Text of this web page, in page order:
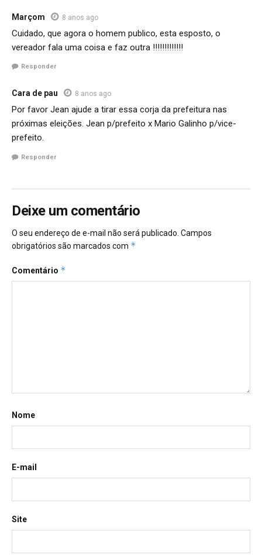
Marçom 8 anos ago
Cuidado, que agora o homem publico, esta esposto, o
vereador fala uma coisa e faz outra !!!!!!!!!!!!!
Responder
Cara de pau 8 anos ago
Por favor Jean ajude a tirar essa corja da prefeitura nas
próximas eleições. Jean p/prefeito x Mario Galinho p/vice-
prefeito.
Responder
Deixe um comentário
O seu endereço de e-mail não será publicado. Campos
obrigatórios são marcados com *
Comentário *
Nome
E-mail
Site